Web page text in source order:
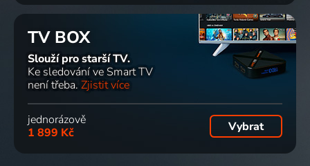
TV BOX
Slouží pro starší TV.
Ke sledování ve Smart TV
není třeba. Zjistit více
jednorázově
1 899 Kč
Vybrat